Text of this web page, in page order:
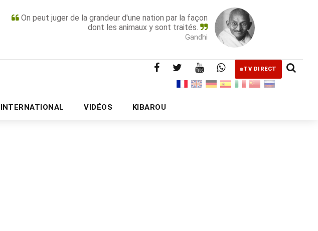
On peut juger de la grandeur d'une nation par la façon
dont les animaux y sont traités.
Gandhi
TV DIRECT
INTERNATIONAL VIDÉOS KIBAROU